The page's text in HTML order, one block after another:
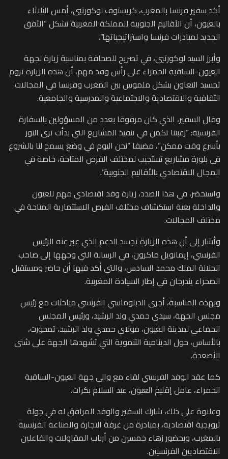
أكد سفير فرنسا بالمغرب، كريستوف لوكورتيي، أمس الثلاثاء
بالعيون، أن الأقاليم الجنوبية للمملكة المغربية تشكل “الأفق
الجديد لمبادرات فرنسا واستراتيجياتها”.
وأبرز السيد لوكورتيي، في تصريح للصحافة بمناسبة زيارة لجهة
العيون-الساقية الحمراء على رأس وفد مهم، أن هذه الزيارة تروم
تجسيد التعاون بشكل ملموس بين المغرب وفرنسا في المجالات
الثقافية والاقتصادية والاجتماعية والمدرسية والجامعية.
وقال السفير، الذي كان مرفوقا بعدد من المسؤولين بالسفارة
الفرنسية: “رغبتنا تكمن في تنفيذ المشاريع التي بدأت ترى النور
بأسرع وقت ممكن”، مضيفا “نحن اليوم في وضع يسمح لنا بالشروع
في بلورة مشاريع تستجيب لمختلف الفرص المتاحة، خاصة في
المجال الاقتصادي بالأقاليم الجنوبية”.
واستحضر، في هذا الصدد، زيارة وفد اقتصادي مهم للعيون
والداخلة بغية استكشاف مختلف الفرص الاستثمارية المتاحة في
مختلف المجالات.
وأشار إلى أن هذه الزيارة تجسد الدعم الذي عبر عنه الرئيس
الفرنسي، إيمانويل ماكرون، في الرسالة التي وجهها إلى صاحب
الجلالة الملك محمد السادس، والتي أكد فيها أن حاضر ومستقبل
الصحراء يندرجان في إطار السيادة المغربية.
وبهذه المناسبة، أجرى الدبلوماسي الفرنسي مباحثات مع رئيس
مجلس الجهة، سيدي حمدي ولد الرشيد، ورئيس المجلس
الجماعي لمدينة العيون، مولاي حمدي ولد الرشيد، تمحورت،
بالأساس، حول الدينامية التنموية التي تشهدها الجهة على شتى
الأصعدة.
كما عقد الوفد الفرنسي لقاء مع والي جهة العيون-الساقية
الحمراء، عامل إقليم العيون، عبد السلام بكرات.
وعلاوة على ذلك، شارك السفير والوفد المرافق له في جولة
ترويجية اقتصادية، بمبادرة من غرفة التجارة والصناعة الفرنسية
بالمغرب، وبحضور زهاء خمسين من أرباب المقاولات والفاعلين
الاقتصاديين الفرنسيين.